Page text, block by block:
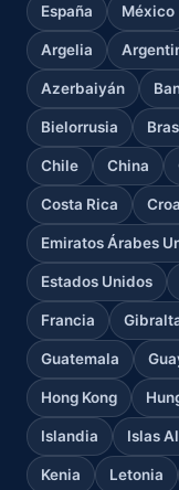
España México
Argelia
Azerbaiyán
Bielorrusia
Chile China
Costa Rica
Emiratos Árabes
Estados Unidos
Francia
Guatemala
Hong Kong
Islandia Islas
Kenia Letonia